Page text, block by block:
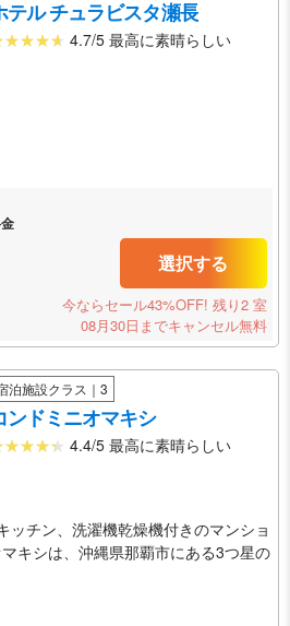
テル チュラビスタ瀬長
4.7/5 最高に素晴らしい
選択する
今ならセール43%OFF! 残り2 室
08月30日までキャンセル無料
泊施設クラス｜3
ンドミニオマキシ
4.4/5 最高に素晴らしい
ッチン、洗濯機乾燥機付きのマンショ
キシは、沖縄県那覇市にある3つ星の